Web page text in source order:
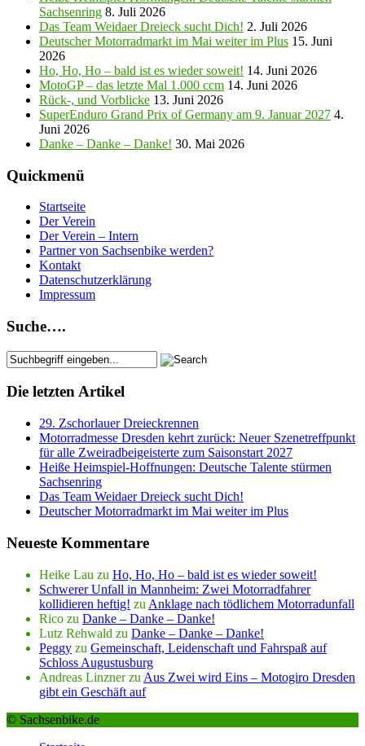
Sachsenring 8. Juli 2026
Das Team Weidaer Dreieck sucht Dich! 2. Juli 2026
Deutscher Motorradmarkt im Mai weiter im Plus 15. Juni
2026
Ho, Ho, Ho – bald ist es wieder soweit! 14. Juni 2026
MotoGP – das letzte Mal 1.000 ccm 14. Juni 2026
Rück-, und Vorblicke 13. Juni 2026
SuperEnduro Grand Prix of Germany am 9. Januar 2027 4.
Juni 2026
Danke – Danke – Danke! 30. Mai 2026
Quickmenü
Startseite
Der Verein
Der Verein – Intern
Partner von Sachsenbike werden?
Kontakt
Datenschutzerklärung
Impressum
Suche….
Die letzten Artikel
29. Zschorlauer Dreieckrennen
Motorradmesse Dresden kehrt zurück: Neuer Szenetreffpunkt
für alle Zweiradbeigeisterte zum Saisonstart 2027
Heiße Heimspiel-Hoffnungen: Deutsche Talente stürmen
Sachsenring
Das Team Weidaer Dreieck sucht Dich!
Deutscher Motorradmarkt im Mai weiter im Plus
Neueste Kommentare
Heike Lau zu Ho, Ho, Ho – bald ist es wieder soweit!
Schwerer Unfall in Mannheim: Zwei Motorradfahrer
kollidieren heftig! zu Anklage nach tödlichem Motorradunfall
Rico zu Danke – Danke – Danke!
Lutz Rehwald zu Danke – Danke – Danke!
Peggy zu Gemeinschaft, Leidenschaft und Fahrspaß auf
Schloss Augustusburg
Andreas Linznerzu Aus Zwei wird Eins – Motogiro Dresden
gibt ein Geschäft auf
© Sachsenbike.de